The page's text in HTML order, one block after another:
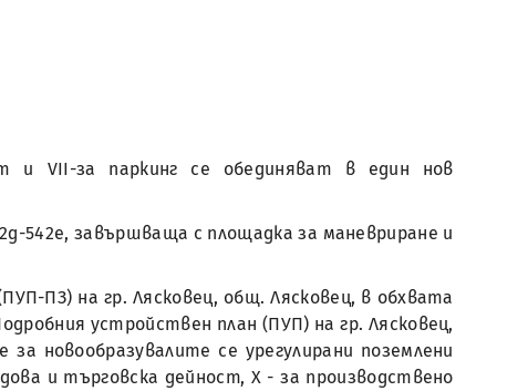
и VII-за паркинг се обединяват в един нов
542е, завършваща с площадка за маневриране и
ПЗ) на гр. Лясковец, общ. Лясковец, в обхвата
устройствен план (ПУП) на гр. Лясковец,
новообразувалите се урегулирани поземлени
и търговска дейност, X - за производствено